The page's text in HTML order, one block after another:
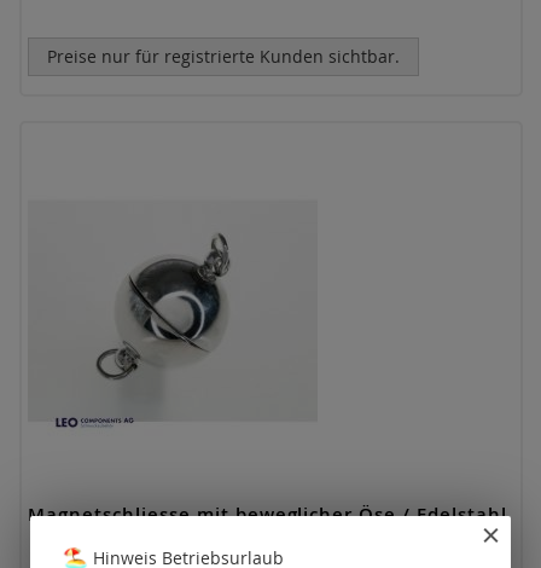
Preise nur für registrierte Kunden sichtbar.
Magnetschliesse mit beweglicher Öse / Edelstahl
Hinweis Betriebsurlaub